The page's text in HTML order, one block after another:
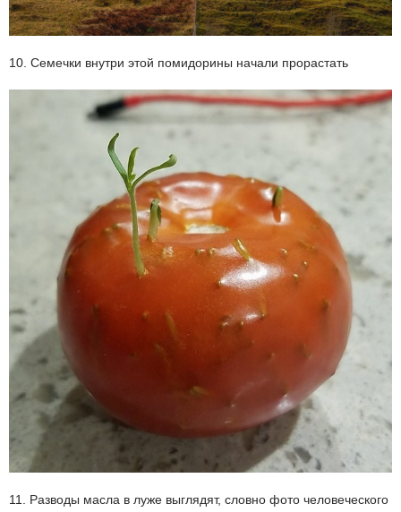
10. Семечки внутри этой помидорины начали прорастать
11. Разводы масла в луже выглядят, словно фото человеческого